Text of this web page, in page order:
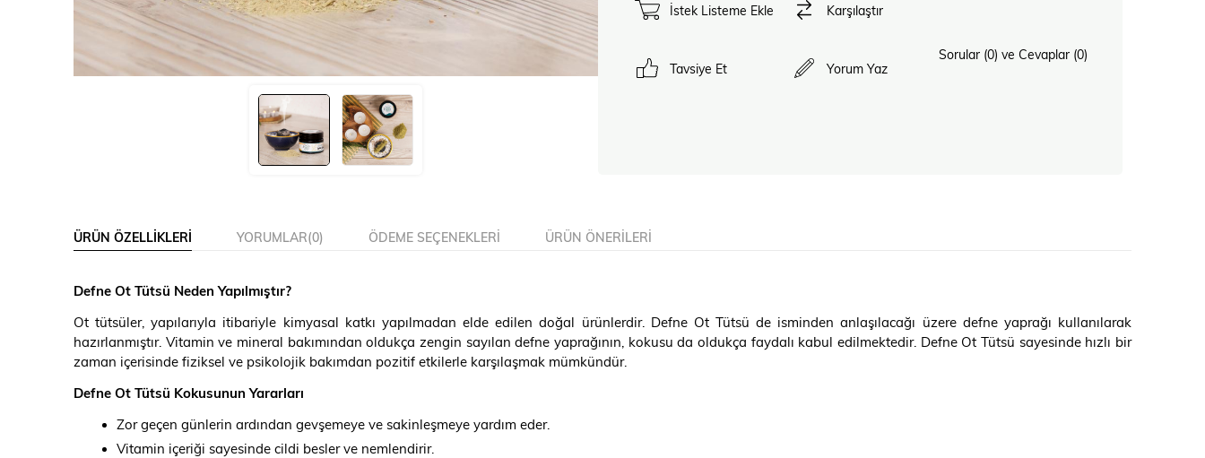
İstek Listeme Ekle Karşılaştır
Tavsiye Et Yorum Yaz
Sorular (0) ve Cevaplar (0)
ÜRÜN ÖZELLIKLERI YORUMLAR(0) ÖDEME SEÇENEKLERI ÜRÜN ÖNERILERI
Defne Ot Tütsü Neden Yapılmıştır?
Ot tütsüler, yapılarıyla itibariyle kimyasal katkı yapılmadan elde edilen doğal ürünlerdir. Defne Ot Tütsü de isminden anlaşılacağı üzere defne yaprağı kullanılarak
hazırlanmıştır. Vitamin ve mineral bakımından oldukça zengin sayılan defne yaprağının, kokusu da oldukça faydalı kabul edilmektedir. Defne Ot Tütsü sayesinde hızlı bir
zaman içerisinde fiziksel ve psikolojik bakımdan pozitif etkilerle karşılaşmak mümkündür.
Defne Ot Tütsü Kokusunun Yararları
Zor geçen günlerin ardından gevşemeye ve sakinleşmeye yardım eder.
Vitamin içeriği sayesinde cildi besler ve nemlendirir.